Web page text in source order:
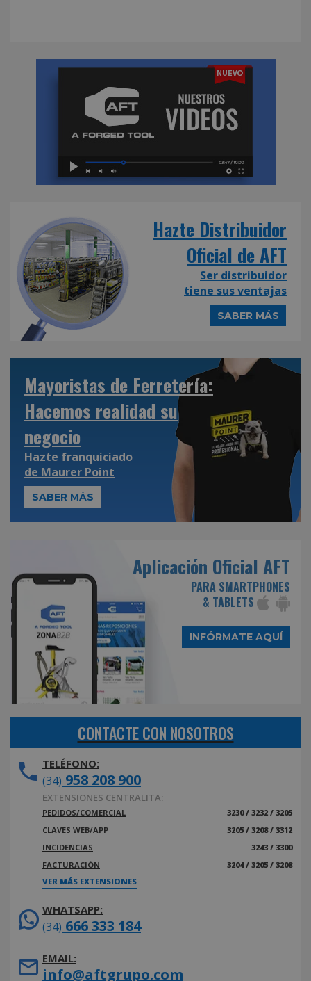
Hazte Distribuidor
Oficial de AFT
Ser distribuidor
tiene sus ventajas
SABER MÁS
Mayoristas de Ferretería:
Hacemos realidad su
negocio
Hazte franquiciado
de Maurer Point
SABER MÁS
Aplicación Oficial AFT
PARA SMARTPHONES
& TABLETS
INFÓRMATE AQUÍ
CONTACTE CON NOSOTROS
TELÉFONO:
(34) 958 208 900
EXTENSIONES CENTRALITA:
PEDIDOS/COMERCIAL
3230 / 3232 / 3205
CLAVES WEB/APP
3205 / 3208 / 3312
INCIDENCIAS
3243 / 3300
FACTURACIÓN
3204 / 3205 / 3208
VER MÁS EXTENSIONES
WHATSAPP:
(34) 666 333 184
EMAIL:
info@aftgrupo.com